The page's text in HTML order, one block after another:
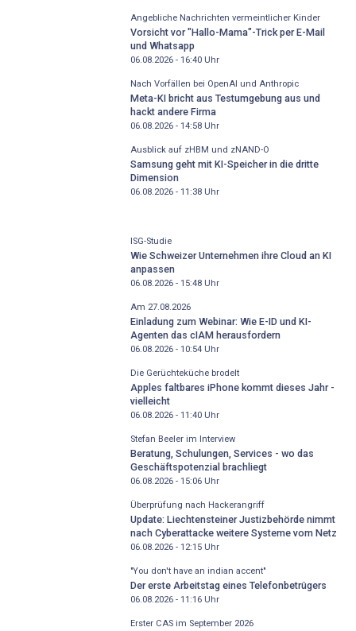
Angebliche Nachrichten vermeintlicher Kinder
Vorsicht vor "Hallo-Mama"-Trick per E-Mail
und Whatsapp
06.08.2026 - 16:40Uhr
Nach Vorfällen bei OpenAI und Anthropic
Meta-KI bricht aus Testumgebung aus und
hackt andere Firma
06.08.2026 - 14:58Uhr
Ausblick auf zHBM und zNAND-O
Samsung geht mit KI-Speicher in die dritte
Dimension
06.08.2026 - 11:38Uhr
ISG-Studie
Wie Schweizer Unternehmen ihre Cloud an KI
anpassen
06.08.2026 - 15:48Uhr
Am 27.08.2026
Einladung zum Webinar: Wie E-ID und KI-
Agenten das cIAM herausfordern
06.08.2026 - 10:54Uhr
Die Gerüchteküche brodelt
Apples faltbares iPhone kommt dieses Jahr -
vielleicht
06.08.2026 - 11:40Uhr
Stefan Beeler im Interview
Beratung, Schulungen, Services - wo das
Geschäftspotenzial brachliegt
06.08.2026 - 15:06Uhr
Überprüfung nach Hackerangriff
Update: Liechtensteiner Justizbehörde nimmt
nach Cyberattacke weitere Systeme vom Netz
06.08.2026 - 12:15Uhr
"You don't have an indian accent"
Der erste Arbeitstag eines Telefonbetrügers
06.08.2026 - 11:16Uhr
Erster CAS im September 2026